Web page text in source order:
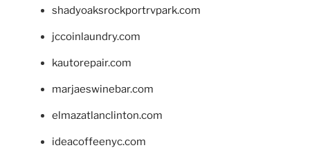
shadyoaksrockportrvpark.com
jccoinlaundry.com
kautorepair.com
marjaeswinebar.com
elmazatlanclinton.com
ideacoffeenyc.com